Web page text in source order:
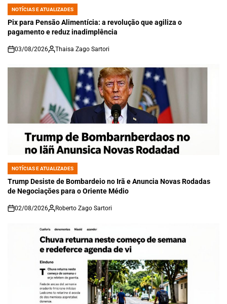
POSTED
IN
NOTÍCIAS E ATUALIZADES
Pix para Pensão Alimentícia: a revolução que agiliza o
pagamento e reduz inadimplência
on
03/08/2026 Thaisa Zago Sartori
POSTED
IN
NOTÍCIAS E ATUALIZADES
Trump Desiste de Bombardeio no Irã e Anuncia Novas Rodadas
de Negociações para o Oriente Médio
on
02/08/2026 Roberto Zago Sartori